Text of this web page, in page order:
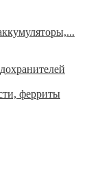
ферриты